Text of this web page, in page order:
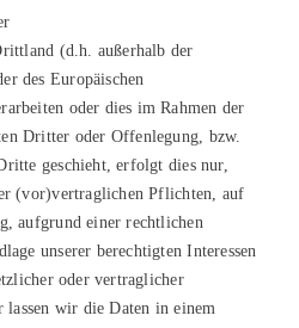
(d.h. außerhalb der
des Europäischen
oder dies im Rahmen der
Dritter oder Offenlegung, bzw.
geschieht, erfolgt dies nur,
(vor)vertraglichen Pflichten, auf
aufgrund einer rechtlichen
unserer berechtigten Interessen
oder vertraglicher
lassen wir die Daten in einem